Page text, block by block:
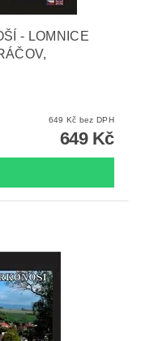
- LOMNICE
649 Kč bez DPH
649 Kč